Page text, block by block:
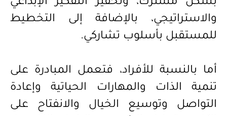
بشكل مشترك، وتحفيز التفكير الإبداعي
والاستراتيجي، بالإضافة إلى التخطيط
للمستقبل بأسلوب تشاركي.
أما بالنسبة للأفراد، فتعمل المبادرة على
تنمية الذات والمهارات الحياتية وإعادة
التواصل وتوسيع الخيال والانفتاح على